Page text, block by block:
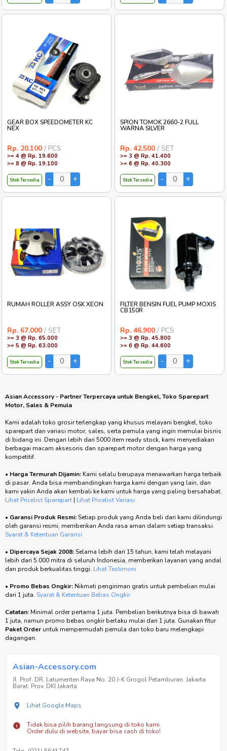
GEAR BOX SPEEDOMETER KC
NEX
Rp. 20.100 / PCS
>= 4 @ Rp. 19.600
>= 8 @ Rp. 19.100
Stok Tersedia
SPION TOMOK 2660-2 FULL
WARNA SILVER
Rp. 42.500 / SET
>= 3 @ Rp. 41.400
>= 6 @ Rp. 40.300
Stok Tersedia
RUMAH ROLLER ASSY OSK XEON
Rp. 67.000 / SET
>= 3 @ Rp. 65.000
>= 5 @ Rp. 63.000
Stok Tersedia
FILTER BENSIN FUEL PUMP MOXIS
CB150R
Rp. 46.900 / PCS
>= 3 @ Rp. 45.800
>= 6 @ Rp. 44.600
Stok Tersedia
Asian Accessory - Partner Terpercaya untuk Bengkel, Toko Sparepart
Motor, Sales & Pemula
Kami adalah toko grosir terlengkap yang khusus melayani bengkel, toko
sparepart dan variasi motor, sales, serta pemula yang ingin memulai bisnis
di bidang ini. Dengan lebih dari 5000 item ready stock, kami menyediakan
berbagai macam aksesoris dan sparepart motor dengan harga yang
kompetitif.
• Harga Termurah Dijamin: Kami selalu berupaya menawarkan harga terbaik
di pasar. Anda bisa membandingkan harga kami dengan yang lain, dan
kami yakin Anda akan kembali ke kami untuk harga yang paling bersahabat.
Lihat Pricelist Sparepart | Lihat Pricelist Variasi
• Garansi Produk Resmi:Setiap produk yang Anda beli dari kami dilindungi
oleh garansi resmi, memberikan Anda rasa aman dalam setiap transaksi.
Syarat & Ketentuan Garansi
• Dipercaya Sejak 2008:Selama lebih dari 15 tahun, kami telah melayani
lebih dari 5.000 mitra di seluruh Indonesia, memberikan layanan yang andal
dan produk berkualitas tinggi. Lihat Testimoni
• Promo Bebas Ongkir: Nikmati pengiriman gratis untuk pembelian mulai
dari 1 juta. Syarat & Ketentuan Bebas Ongkir
Catatan: Minimal order pertama 1 juta. Pembelian berikutnya bisa di bawah
1 juta, namun promo bebas ongkir berlaku mulai dari 1 juta. Gunakan fitur
Paket Order untuk mempermudah pemula dan toko baru melengkapi
dagangan.
Asian-Accessory.com
Jl. Prof. DR. Latumenten Raya No. 20 J-K Grogol Petamburan. Jakarta
Barat. Prov. DKI Jakarta
Lihat Google Maps
Tidak bisa pilih barang langsung di toko kami.
Order dulu di website, bayar bisa cash di toko!